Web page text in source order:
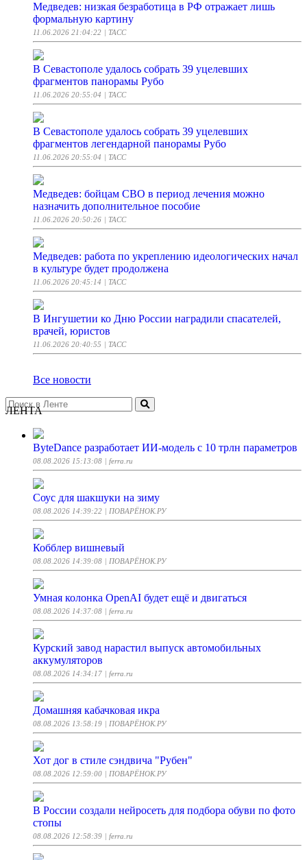
Медведев: низкая безработица в РФ отражает лишь
формальную картину
11.06.2026 21:04:22 | ТАСС
В Севастополе удалось собрать 39 уцелевших
фрагментов панорамы Рубо
11.06.2026 20:55:04 | ТАСС
В Севастополе удалось собрать 39 уцелевших
фрагментов легендарной панорамы Рубо
11.06.2026 20:55:04 | ТАСС
Медведев: бойцам СВО в период лечения можно
назначить дополнительное пособие
11.06.2026 20:50:26 | ТАСС
Медведев: работа по укреплению идеологических начал
в культуре будет продолжена
11.06.2026 20:45:14 | ТАСС
В Ингушетии ко Дню России наградили спасателей,
врачей, юристов
11.06.2026 20:40:55 | ТАСС
Все новости
ЛЕНТА
ByteDance разработает ИИ-модель с 10 трлн параметров
08.08.2026 15:13:08 | ferra.ru
Соус для шакшуки на зиму
08.08.2026 14:39:22 | ПОВАРЁНОК.РУ
Кобблер вишневый
08.08.2026 14:39:08 | ПОВАРЁНОК.РУ
Умная колонка OpenAI будет ещё и двигаться
08.08.2026 14:37:08 | ferra.ru
Курский завод нарастил выпуск автомобильных
аккумуляторов
08.08.2026 14:34:17 | ferra.ru
Домашняя кабачковая икра
08.08.2026 13:58:19 | ПОВАРЁНОК.РУ
Хот дог в стиле сэндвича "Рубен"
08.08.2026 12:59:00 | ПОВАРЁНОК.РУ
В России создали нейросеть для подбора обуви по фото
стопы
08.08.2026 12:58:39 | ferra.ru